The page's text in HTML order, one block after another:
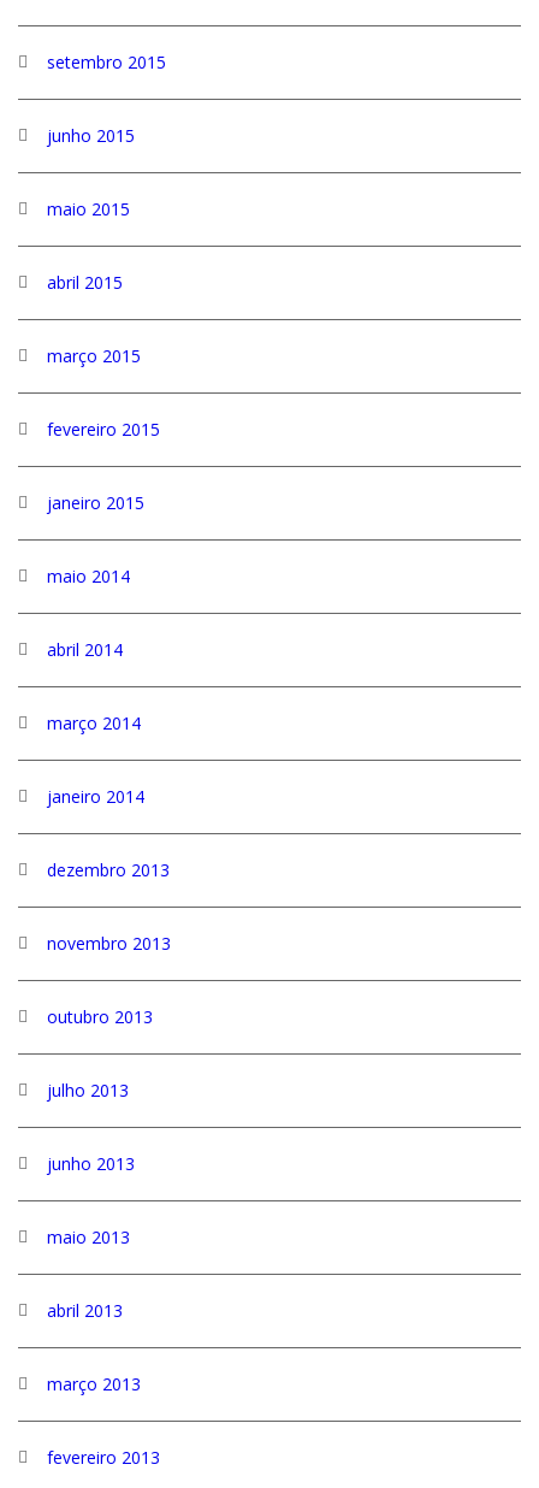
setembro 2015
junho 2015
maio 2015
abril 2015
março 2015
fevereiro 2015
janeiro 2015
maio 2014
abril 2014
março 2014
janeiro 2014
dezembro 2013
novembro 2013
outubro 2013
julho 2013
junho 2013
maio 2013
abril 2013
março 2013
fevereiro 2013